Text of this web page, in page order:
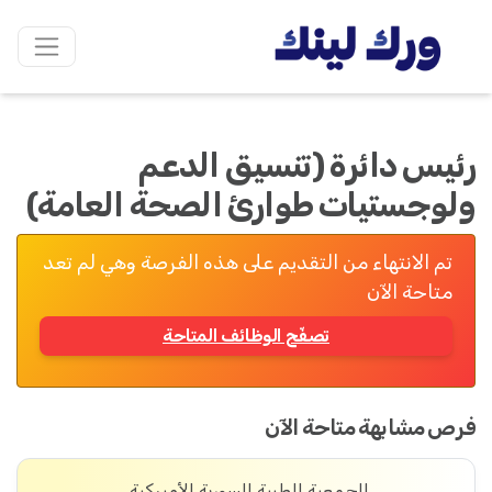
رئيس دائرة (تنسيق الدعم
ولوجستيات طوارئ الصحة العامة)
تم الانتهاء من التقديم على هذه الفرصة وهي لم تعد
متاحة الآن
تصفّح الوظائف المتاحة
فرص مشابهة متاحة الآن